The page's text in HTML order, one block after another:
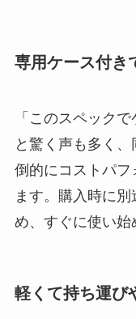
専用ケース付き
「このスペック
と驚く声も多く
倒的にコストパ
ます。購入時に
め、すぐに使い始
軽くて持ち運び